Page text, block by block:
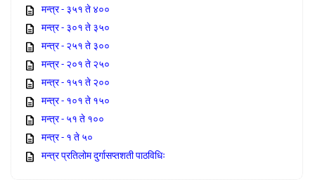
मन्त्र - ३५१ ते ४००
मन्त्र - ३०१ ते ३५०
मन्त्र - २५१ ते ३००
मन्त्र - २०१ ते २५०
मन्त्र - १५१ ते २००
मन्त्र - १०१ ते १५०
मन्त्र - ५१ ते १००
मन्त्र - १ ते ५०
मन्त्र प्रतिलोम दुर्गासप्तशती पाठविधिः